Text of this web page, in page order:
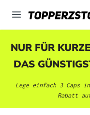
springen
NUR FÜR
DAS
Lege einfach 3 Caps
Rabatt